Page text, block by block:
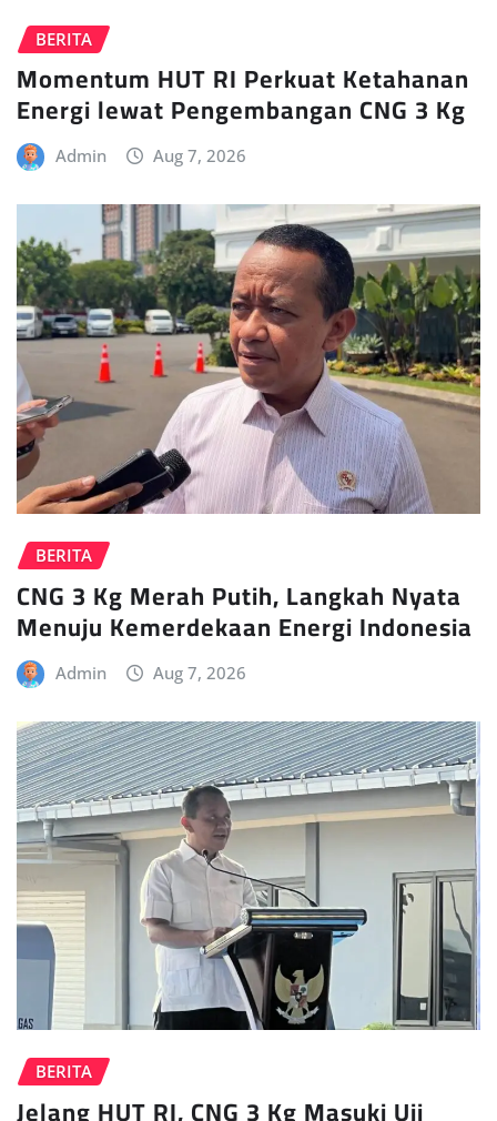
BERITA
Momentum HUT RI Perkuat Ketahanan
Energi lewat Pengembangan CNG 3 Kg
Admin Aug 7, 2026
BERITA
CNG 3 Kg Merah Putih, Langkah Nyata
Menuju Kemerdekaan Energi Indonesia
Admin Aug 7, 2026
BERITA